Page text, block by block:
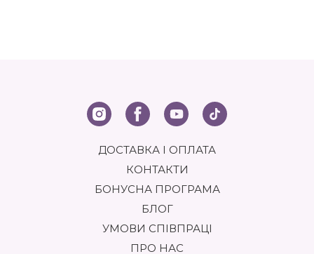
ДОСТАВКА І ОПЛАТА
КОНТАКТИ
БОНУСНА ПРОГРАМА
БЛОГ
УМОВИ СПІВПРАЦІ
ПРО НАС